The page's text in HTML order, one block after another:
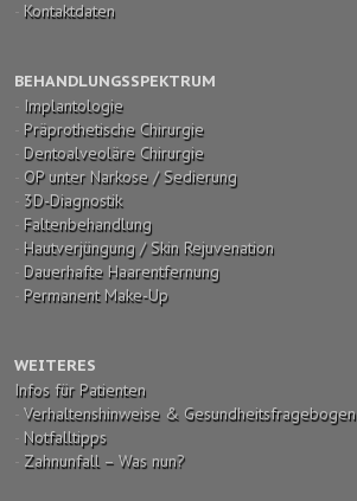
- Kontaktdaten
BEHANDLUNGSSPEKTRUM
- Implantologie
- Präprothetische Chirurgie
- Dentoalveoläre Chirurgie
- OP unter Narkose / Sedierung
- 3D-Diagnostik
- Faltenbehandlung
- Hautverjüngung / Skin Rejuvenation
- Dauerhafte Haarentfernung
- Permanent Make-Up
WEITERES
Infos für Patienten
- Verhaltenshinweise & Gesundheitsfragebogen
- Notfalltipps
- Zahnunfall – Was nun?